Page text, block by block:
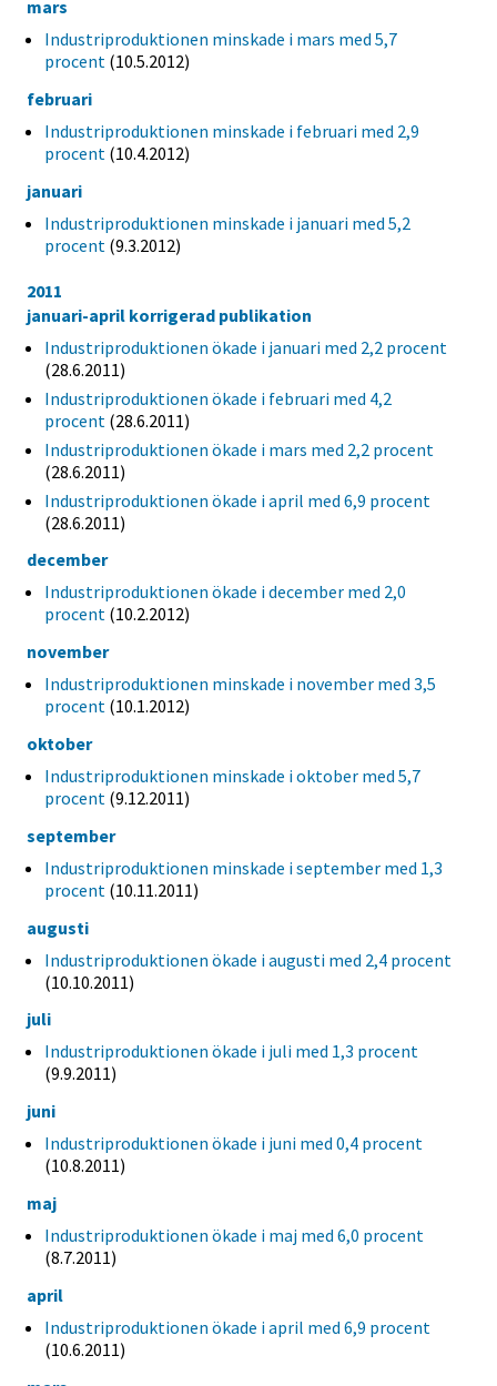
mars
Industriproduktionen minskade i mars med 5,7
procent (10.5.2012)
februari
Industriproduktionen minskade i februari med 2,9
procent (10.4.2012)
januari
Industriproduktionen minskade i januari med 5,2
procent (9.3.2012)
2011
januari-april korrigerad publikation
Industriproduktionen ökade i januari med 2,2 procent
(28.6.2011)
Industriproduktionen ökade i februari med 4,2
procent (28.6.2011)
Industriproduktionen ökade i mars med 2,2 procent
(28.6.2011)
Industriproduktionen ökade i april med 6,9 procent
(28.6.2011)
december
Industriproduktionen ökade i december med 2,0
procent (10.2.2012)
november
Industriproduktionen minskade i november med 3,5
procent (10.1.2012)
oktober
Industriproduktionen minskade i oktober med 5,7
procent (9.12.2011)
september
Industriproduktionen minskade i september med 1,3
procent (10.11.2011)
augusti
Industriproduktionen ökade i augusti med 2,4 procent
(10.10.2011)
juli
Industriproduktionen ökade i juli med 1,3 procent
(9.9.2011)
juni
Industriproduktionen ökade i juni med 0,4 procent
(10.8.2011)
maj
Industriproduktionen ökade i maj med 6,0 procent
(8.7.2011)
april
Industriproduktionen ökade i april med 6,9 procent
(10.6.2011)